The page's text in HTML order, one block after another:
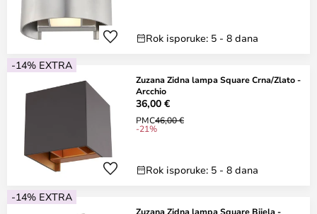
Rok isporuke: 5 - 8 dana
-14% EXTRA
Zuzana Zidna lampa Square Crna/Zlato -
Arcchio
36,00 €
PMC46,00 €
-21%
Rok isporuke: 5 - 8 dana
-14% EXTRA
Zuzana Zidna lampa Square Bijela -